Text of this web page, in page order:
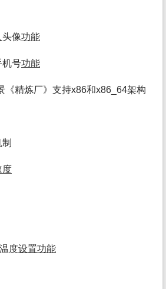
头像功能
机号功能
《精炼厂》支持x86和x86_64架构
度
度设置功能